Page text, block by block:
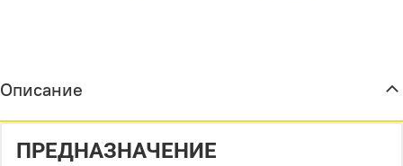
Описание
ПРЕДНАЗНАЧЕНИЕ